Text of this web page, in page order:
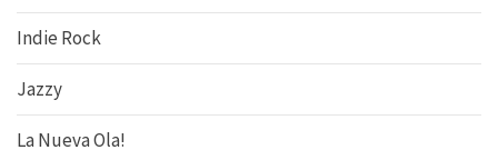
Indie Rock
Jazzy
La Nueva Ola!